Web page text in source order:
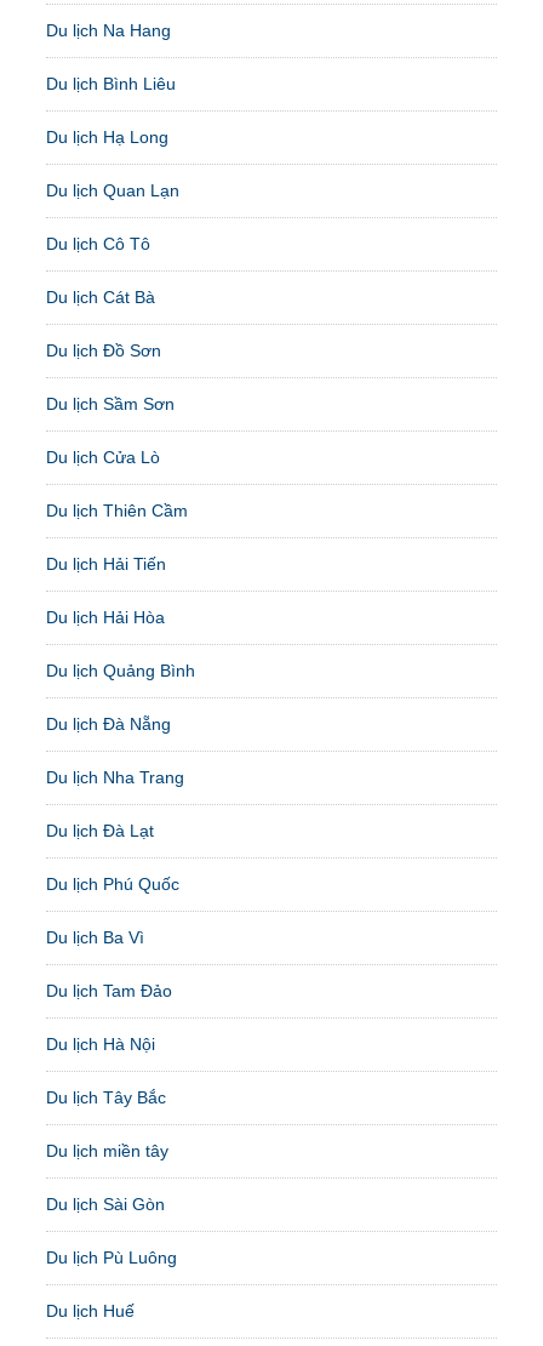
Du lịch Na Hang
Du lịch Bình Liêu
Du lịch Hạ Long
Du lịch Quan Lạn
Du lịch Cô Tô
Du lịch Cát Bà
Du lịch Đồ Sơn
Du lịch Sầm Sơn
Du lịch Cửa Lò
Du lịch Thiên Cầm
Du lịch Hải Tiến
Du lịch Hải Hòa
Du lịch Quảng Bình
Du lịch Đà Nẵng
Du lịch Nha Trang
Du lịch Đà Lạt
Du lịch Phú Quốc
Du lịch Ba Vì
Du lịch Tam Đảo
Du lịch Hà Nội
Du lịch Tây Bắc
Du lịch miền tây
Du lịch Sài Gòn
Du lịch Pù Luông
Du lịch Huế